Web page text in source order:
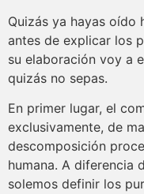
Quizás ya hayas oído
antes de explicar los
su elaboración voy a
quizás no sepas.
En primer lugar, el
exclusivamente, de
descomposición
humana. A diferencia
solemos definir los